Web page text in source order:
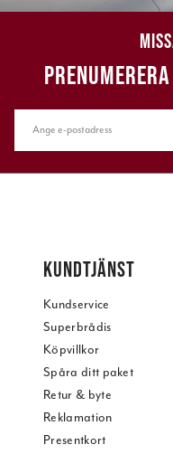
KUNDTJÄNST
Kundservice
Superbrådis
Köpvillkor
Spåra ditt paket
Retur & byte
Reklamation
Presentkort